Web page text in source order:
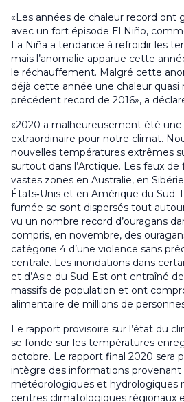
«Les années de chaleur record ont
avec un fort épisode El Niño,
La Niña a tendance à refroidir les
mais l’anomalie apparue cette
le réchauffement. Malgré cette
déjà cette année une chaleur quasi
précédent record de 2016», a
«2020 a malheureusement été
extraordinaire pour notre climat.
nouvelles températures extrêmes
surtout dans l’Arctique. Les feux
vastes zones en Australie, en
États‑Unis et en Amérique du Sud.
fumée se sont dispersés tout
vu un nombre record d’ouragans
compris, en novembre, des
catégorie 4 d’une violence sans
centrale. Les inondations dans
et d’Asie du Sud-Est ont entraîné
massifs de population et ont
alimentaire de millions de
Le rapport provisoire sur l’état du
se fonde sur les températures
octobre. Le rapport final 2020 sera
intègre des informations provenant
météorologiques et hydrologiques
centres climatologiques régionaux